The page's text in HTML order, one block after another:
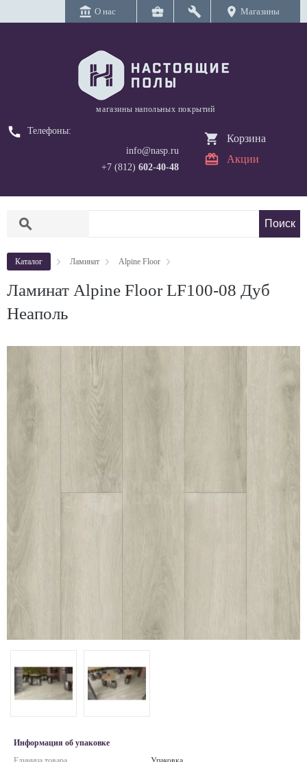
account_balance О нас business_center build location_on Магазины
магазины напольных покрытий
call
Телефоны:
info@nasp.ru
+7 (812) 602-40-48
Корзина
Акции
search
Каталог Ламинат Alpine Floor
Ламинат Alpine Floor LF100-08 Дуб
Неаполь
Информация об упаковке